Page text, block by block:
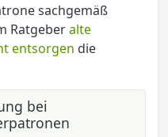
sachgemäß
Ratgeberalte
entsorgen die
bei